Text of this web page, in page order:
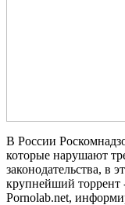
В России
которые нарушают
законодательства, в
крупнейший торрент
Pornolab.net,